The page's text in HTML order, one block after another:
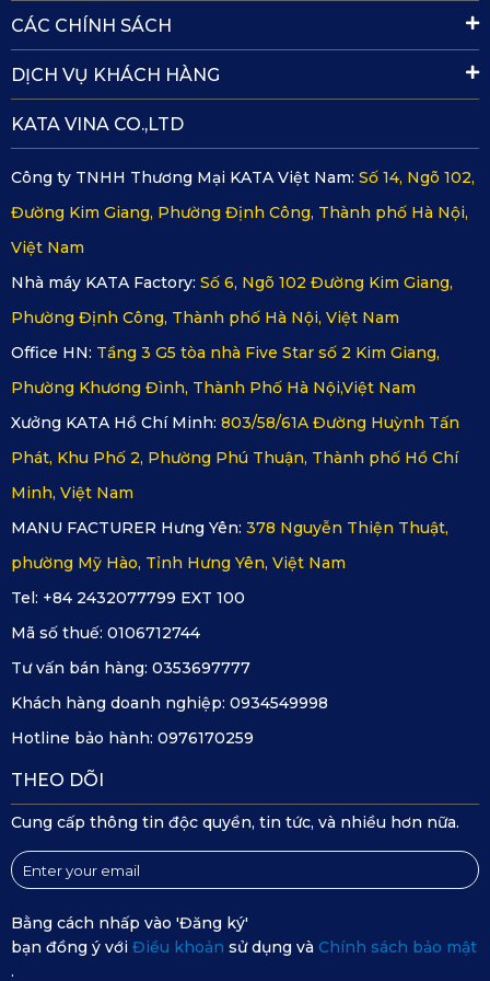
mặt sàn, không bị nhăn hoặc cong mép.
khóa phụ.
Nơi mua hàng chính hãng thảm sàn
ô tô 360 Volvo V60
Để đảm bảo chất lượng và đúng tiêu chuẩn sản xuất, người
dùng nên tìm mua thảm sàn ô tô 360 Volvo V60 tại các điểm
phân phối chính thức củaKATA Việt Nam. Bạn có thể đến
các showroom trưng bày, đại lý ủy quyền hoặc mua trực
tuyến tại các trang web được xác thực thương hiệu. Hệ
thống phân phối chính hãng sẽ cung cấp sản phẩm và chế
độ bảo hành minh bạch.
Mua hàng chính hãng thảm sàn ô tô 360 Volvo V60 tại KATA
Tránh mua tại các điểm bán không rõ nguồn gốc, nơi có thể
CÁC CHÍNH SÁCH
DỊCH VỤ KHÁCH HÀNG
KATA VINA CO.,LTD
Công ty TNHH Thương Mại KATA Việt Nam: Số 14, Ngõ 102,
Đường Kim Giang, Phường Định Công, Thành phố Hà Nội,
Việt Nam
Nhà máy KATA Factory: Số 6, Ngõ 102 Đường Kim Giang,
Phường Định Công, Thành phố Hà Nội, Việt Nam
Office HN: Tầng 3 G5 tòa nhà Five Star số 2 Kim Giang,
Phường Khương Đình, Thành Phố Hà Nội,Việt Nam
Xưởng KATA Hồ Chí Minh: 803/58/61A Đường Huỳnh Tấn
Phát, Khu Phố 2, Phường Phú Thuận, Thành phố Hồ Chí
Minh, Việt Nam
MANU FACTURER Hưng Yên: 378 Nguyễn Thiện Thuật,
phường Mỹ Hào, Tỉnh Hưng Yên, Việt Nam
Tel: +84 2432077799 EXT 100
Mã số thuế: 0106712744
Tư vấn bán hàng: 0353697777
Khách hàng doanh nghiệp: 0934549998
Hotline bảo hành: 0976170259
THEO DÕI
Cung cấp thông tin độc quyền, tin tức, và nhiều hơn nữa.
Bằng cách nhấp vào 'Đăng ký'
bạn đồng ý với Điều khoản sử dụng và Chính sách bảo mật
.